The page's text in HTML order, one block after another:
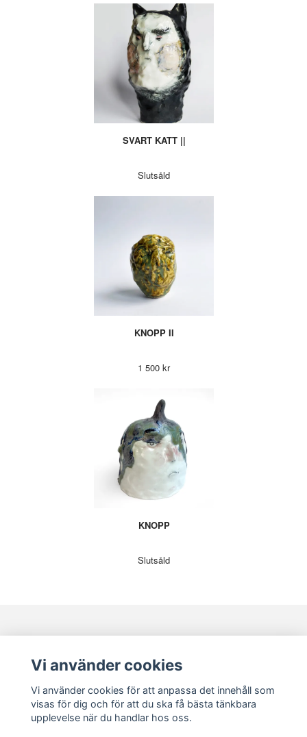
SVART KATT ||
Slutsåld
KNOPP II
1 500 kr
KNOPP
Slutsåld
KUNDSERVICE
Vi använder cookies
Vi använder cookies för att anpassa det innehåll som
visas för dig och för att du ska få bästa tänkbara
upplevelse när du handlar hos oss.